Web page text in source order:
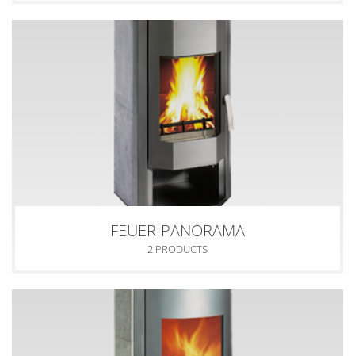
FEUER-PANORAMA
2 PRODUCTS